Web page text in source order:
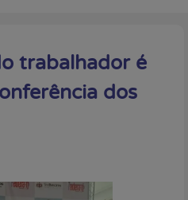
trabalhador é
dos